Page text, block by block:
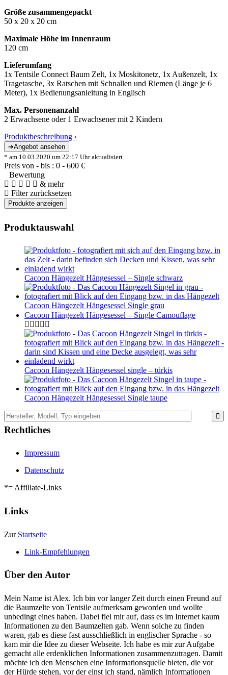
Größe zusammengepackt
50 x 20 x 20 cm
Maximale Höhe im Innenraum
120 cm
Lieferumfang
1x Tentsile Connect Baum Zelt, 1x Moskitonetz, 1x Außenzelt, 1x
Tragetasche, 3x Ratschen mit Schnallen und Riemen (Länge je 6
Meter), 1x Bedienungsanleitung in Englisch
Max. Personenanzahl
2 Erwachsene oder 1 Erwachsener mit 2 Kindern
Produktbeschreibung ›
* am 10.03.2020 um 22:17 Uhr aktualisiert
Preis von - bis : 0 - 600 €
Bewertung
& mehr
Filter zurücksetzen
Produktauswahl
Cacoon Hängezelt Hängesessel – Single schwarz
Cacoon Hängezelt Hängesessel Single grau
Cacoon Hängezelt Hängesessel – Single Camouflage
Cacoon Hängezelt Hängesessel single – türkis
Cacoon Hängezelt Hängesessel Single taupe
Rechtliches
Impressum
Datenschutz
*= Affiliate-Links
Links
Zur Startseite
Link-Empfehlungen
Über den Autor
Mein Name ist Alex. Ich bin vor langer Zeit durch einen Freund auf
die Baumzelte von Tentsile aufmerksam geworden und wollte
unbedingt eines haben. Dabei fiel mir auf, dass es im Internet kaum
Informationen zu den Baumzelten gab. Wenn solche zu finden
waren, gab es diese fast ausschließlich in englischer Sprache - so
kam mir die Idee zu dieser Webseite. Ich habe es mir zur Aufgabe
gemacht alle erdenklichen Informationen zusammenzutragen. Damit
möchte ich den Menschen eine Informationsquelle bieten, die vor
der Hürde stehen, vor der einst ich stand, nämlich Informationen